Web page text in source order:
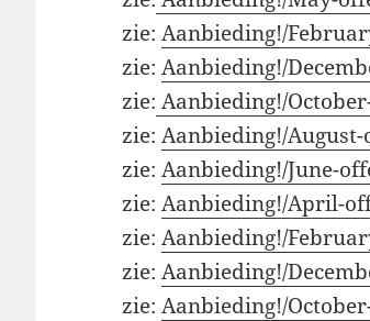
zie:Aanbieding!/
zie:Aanbieding!/
zie: Aanbieding!/
zie:Aanbieding!/
zie:Aanbieding!/June-
zie:Aanbieding!/April-
zie:Aanbieding!/
zie:Aanbieding!/
zie:Aanbieding!/